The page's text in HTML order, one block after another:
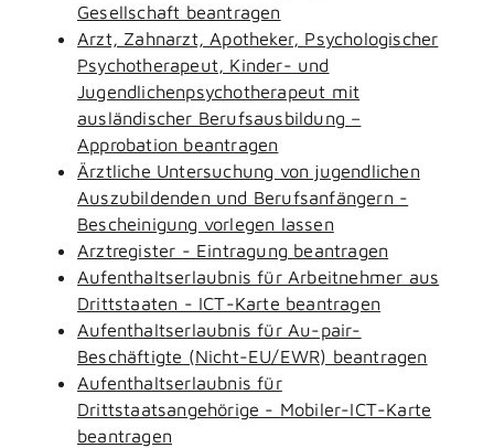
Gesellschaft beantragen
Arzt, Zahnarzt, Apotheker, Psychologischer
Psychotherapeut, Kinder- und
Jugendlichenpsychotherapeut mit
ausländischer Berufsausbildung –
Approbation beantragen
Ärztliche Untersuchung von jugendlichen
Auszubildenden und Berufsanfängern -
Bescheinigung vorlegen lassen
Arztregister - Eintragung beantragen
Aufenthaltserlaubnis für Arbeitnehmer aus
Drittstaaten - ICT-Karte beantragen
Aufenthaltserlaubnis für Au-pair-
Beschäftigte (Nicht-EU/EWR) beantragen
Aufenthaltserlaubnis für
Drittstaatsangehörige - Mobiler-ICT-Karte
beantragen